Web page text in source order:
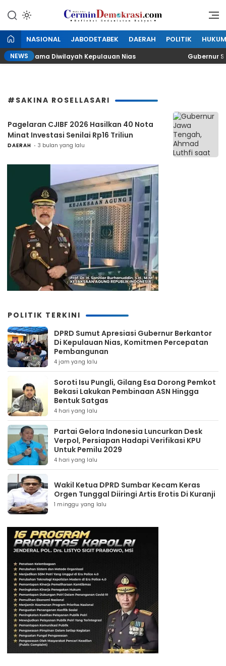
konten
CerminDemokrasi.com
Refleksi Kedaulatan Rakyat
NASIONAL JABODETABEK DAERAH POLITIK HUKUM
NEWS
Pertama Diwilayah Kepulauan Nias Gubernur
#SAKINA ROSELLASARI
Pagelaran CJIBF 2026 Hasilkan 40 Nota
Minat Investasi Senilai Rp16 Triliun
DAERAH 3 bulan yang lalu
POLITIK TERKINI
DPRD Sumut Apresiasi Gubernur Berkantor
Di Kepulauan Nias, Komitmen Percepatan
Pembangunan
4 jam yang lalu
Soroti Isu Pungli, Gilang Esa Dorong Pemkot
Bekasi Lakukan Pembinaan ASN Hingga
Bentuk Satgas
4 hari yang lalu
Partai Gelora Indonesia Luncurkan Desk
Verpol, Persiapan Hadapi Verifikasi KPU
Untuk Pemilu 2029
4 hari yang lalu
Wakil Ketua DPRD Sumbar Kecam Keras
Orgen Tunggal Diiringi Artis Erotis Di Kuranji
1 minggu yang lalu